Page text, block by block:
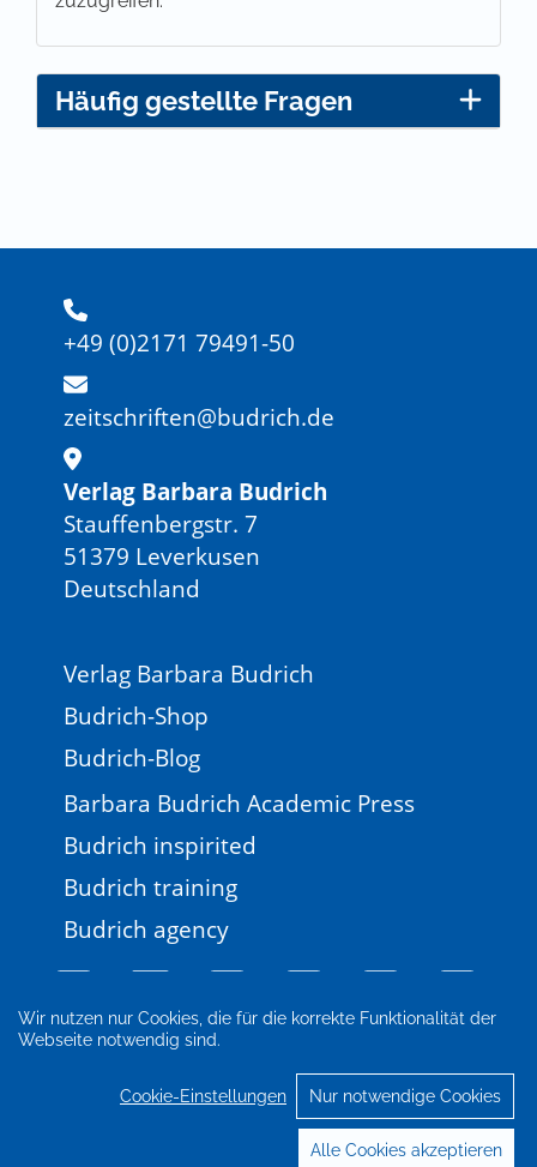
Wir nutzen nur Cookies, die für die korrekte Funktionalität der
Webseite notwendig sind.
Cookie-Einstellungen Nur notwendige Cookies
Alle Cookies akzeptieren
Häufig gestellte Fragen
+49 (0)2171 79491-50
zeitschriften@budrich.de
Verlag Barbara Budrich
Stauffenbergstr. 7
51379 Leverkusen
Deutschland
Verlag Barbara Budrich
Budrich-Shop
Budrich-Blog
Barbara Budrich Academic Press
Budrich inspirited
Budrich training
Budrich agency
Impressum
Datenschutz
Cookie-Einstellungen
© 2026 Verlag Barbara Budrich